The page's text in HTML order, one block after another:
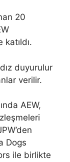
20
katıldı.
duyurulur
verilir.
AEW,
Dogs
ile birlikte